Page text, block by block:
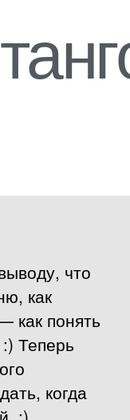
что
как
как понять
Теперь
когда